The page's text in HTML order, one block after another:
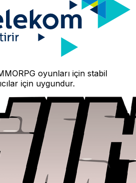
oyunları için stabil
için uygundur.